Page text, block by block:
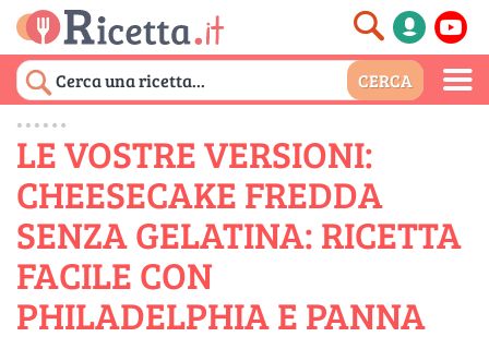
LE VOSTRE VERSIONI:
CHEESECAKE FREDDA
SENZA GELATINA: RICETTA
FACILE CON
PHILADELPHIA E PANNA